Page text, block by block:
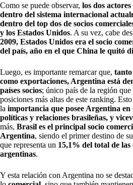
Como se puede observar, los dos
dentro del sistema internacional
dentro del top dos de socios
y los Estados Unidos. A su vez, cabe
2009, Estados Unidos era el socio
del país, año en el que China le quitó
Luego, es importante remarcar que,
como exportaciones, Argentina está
países socios; único país de la región que
posiciones más altas de este ranking.
la importancia que posee Argentina en
políticas y relaciones brasileñas, y
más, Brasil es el principal socio
Argentina, siendo el primer destino de
que representa un 15,1% del total de las
argentinas.
Y esta relación con Argentina no se